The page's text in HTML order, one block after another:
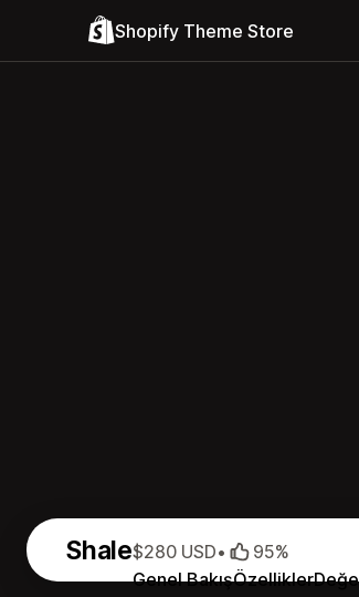
Shopify Theme Store
Shale
Genel BakışÖzellikler
$280 USD• 95%